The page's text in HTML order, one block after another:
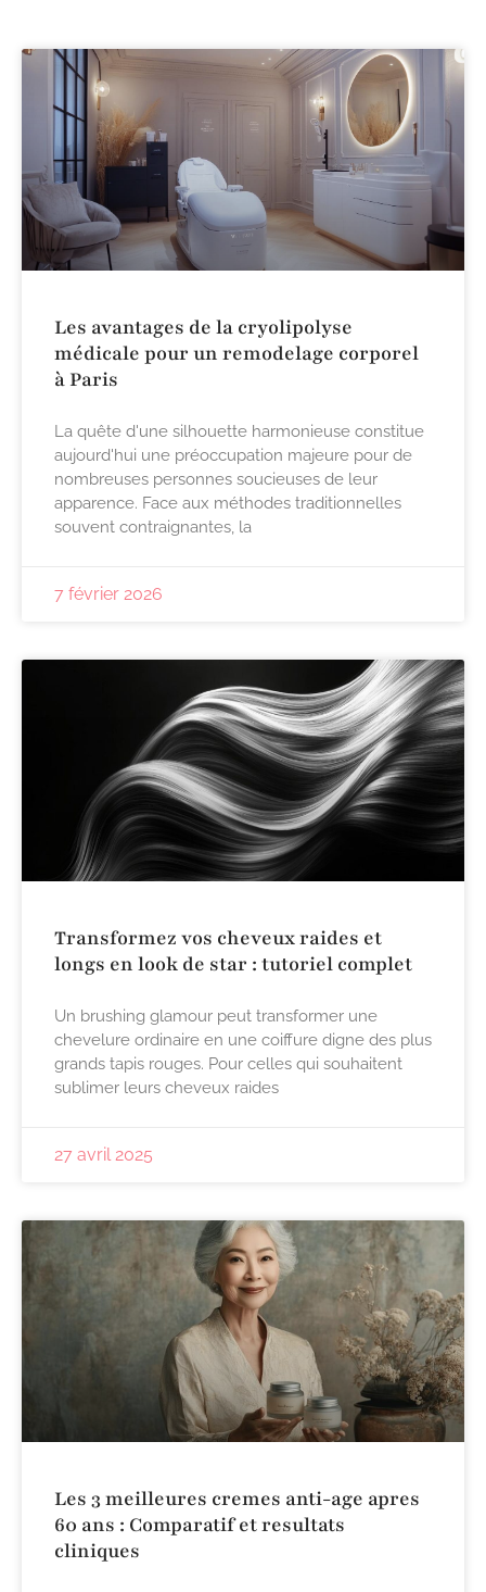
Les avantages de la cryolipolyse
médicale pour un remodelage corporel
à Paris
La quête d'une silhouette harmonieuse constitue
aujourd'hui une préoccupation majeure pour de
nombreuses personnes soucieuses de leur
apparence. Face aux méthodes traditionnelles
souvent contraignantes, la
7 février 2026
Transformez vos cheveux raides et
longs en look de star : tutoriel complet
Un brushing glamour peut transformer une
chevelure ordinaire en une coiffure digne des plus
grands tapis rouges. Pour celles qui souhaitent
sublimer leurs cheveux raides
27 avril 2025
Les 3 meilleures cremes anti-age apres
60 ans : Comparatif et resultats
cliniques